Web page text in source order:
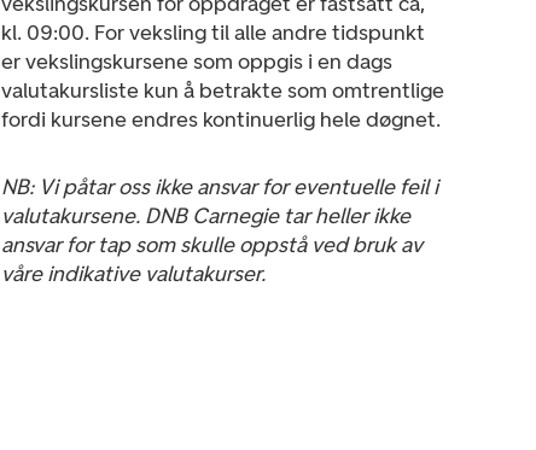
kl. 09:00. For veksling til alle andre tidspunkt
er vekslingskursene som oppgis i en dags
valutakursliste kun å betrakte som omtrentlige
fordi kursene endres kontinuerlig hele døgnet.
NB: Vi påtar oss ikke ansvar for eventuelle feil i
valutakursene. DNB Carnegie tar heller ikke
ansvar for tap som skulle oppstå ved bruk av
våre indikative valutakurser.